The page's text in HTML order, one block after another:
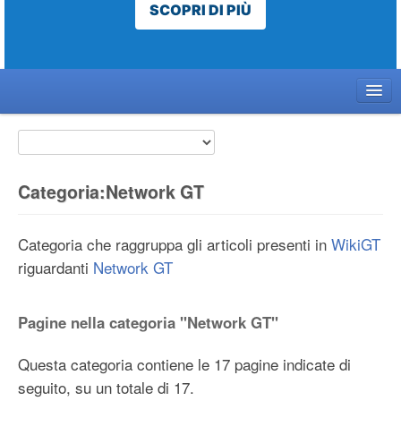
SCOPRI DI PIÙ
Il Wiki GT
Citazioni
Diventa Redattore
Guida Redattore
Categoria:Network GT
Categoria che raggruppa gli articoli presenti in WikiGT
riguardanti Network GT
Pagine nella categoria "Network GT"
Questa categoria contiene le 17 pagine indicate di
seguito, su un totale di 17.